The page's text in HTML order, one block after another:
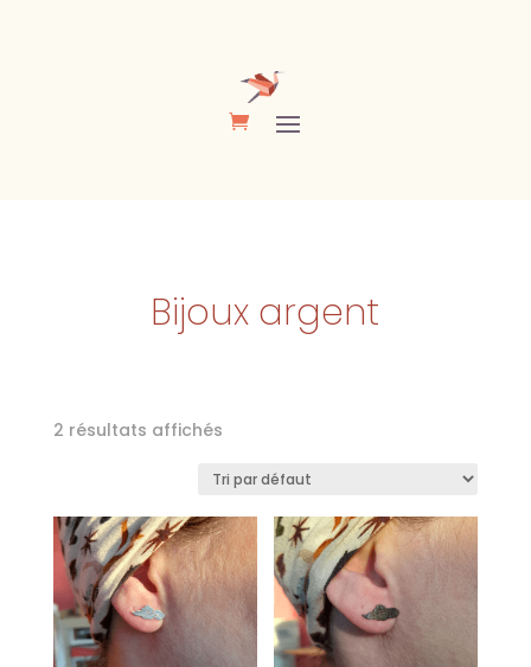
Bijoux argent
2 résultats affichés